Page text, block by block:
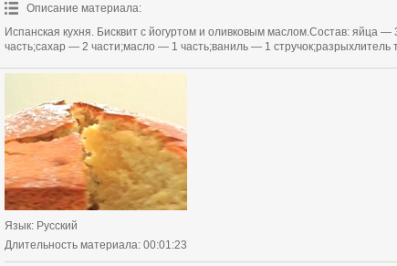
Описание материала:
Испанская кухня. Бисквит с йогуртом и оливковым маслом.Состав: яйца
часть;сахар — 2 части;масло — 1 часть;ваниль — 1 стручок;разрыхлитель
Язык: Русский
Длительность материала: 00:01:23